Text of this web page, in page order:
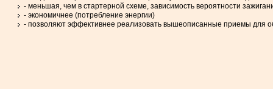
- меньшая, чем в стартерной схеме, зависимость вероятности
- экономичнее (потребление энергии)
- позволяют эффективнее реализовать вышеописанные приемы для